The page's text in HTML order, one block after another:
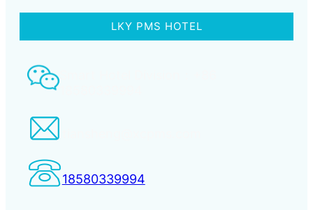
LKY PMS HOTEL
18580339994